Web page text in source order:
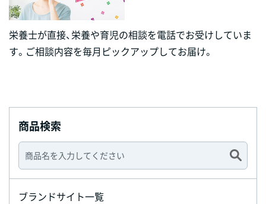
栄養士が直接、栄養や育児の相談を電話でお受けしていま
す。ご相談内容を毎月ピックアップしてお届け。
商品検索
ブランドサイト一覧